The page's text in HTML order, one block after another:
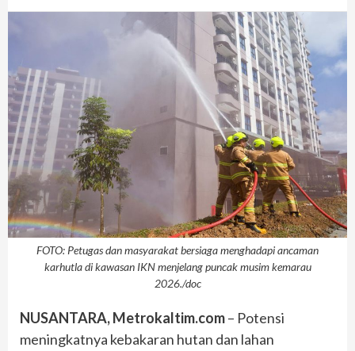
FOTO: Petugas dan masyarakat bersiaga menghadapi ancaman
karhutla di kawasan IKN menjelang puncak musim kemarau
2026./doc
NUSANTARA, Metrokaltim.com– Potensi
meningkatnya kebakaran hutan dan lahan